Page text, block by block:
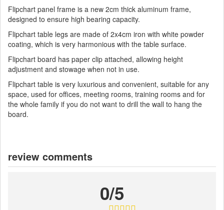
Flipchart panel frame is a new 2cm thick aluminum frame,
designed to ensure high bearing capacity.
Flipchart table legs are made of 2x4cm iron with white powder
coating, which is very harmonious with the table surface.
Flipchart board has paper clip attached, allowing height
adjustment and stowage when not in use.
Flipchart table is very luxurious and convenient, suitable for any
space, used for offices, meeting rooms, training rooms and for
the whole family if you do not want to drill the wall to hang the
board.
review comments
0/5